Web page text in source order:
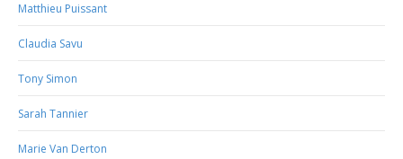
Matthieu Puissant
Claudia Savu
Tony Simon
Sarah Tannier
Marie Van Derton